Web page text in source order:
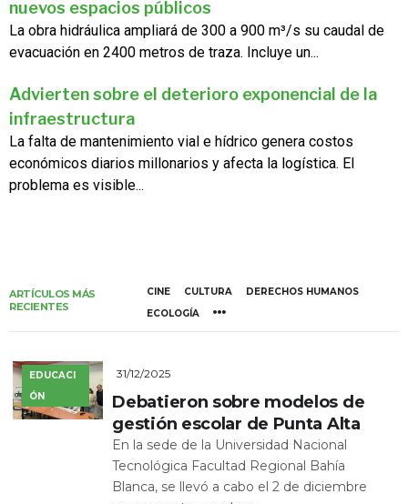
nuevos espacios públicos
La obra hidráulica ampliará de 300 a 900 m³/s su caudal de
evacuación en 2400 metros de traza. Incluye un...
Advierten sobre el deterioro exponencial de la
infraestructura
La falta de mantenimiento vial e hídrico genera costos
económicos diarios millonarios y afecta la logística. El
problema es visible...
ARTÍCULOS MÁS
RECIENTES
CINE CULTURA
DERECHOS HUMANOS
ECOLOGÍA
EDUCACI
ÓN
31/12/2025
Debatieron sobre modelos de
gestión escolar de Punta Alta
En la sede de la Universidad Nacional
Tecnológica Facultad Regional Bahía
Blanca, se llevó a cabo el 2 de diciembre